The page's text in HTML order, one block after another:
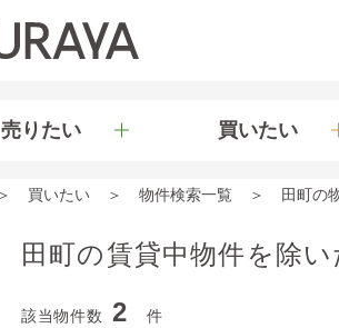
売りたい 買いたい
買いたい 物件検索一覧 田町の
田町の賃貸中物件を除
該当物件数 2 件